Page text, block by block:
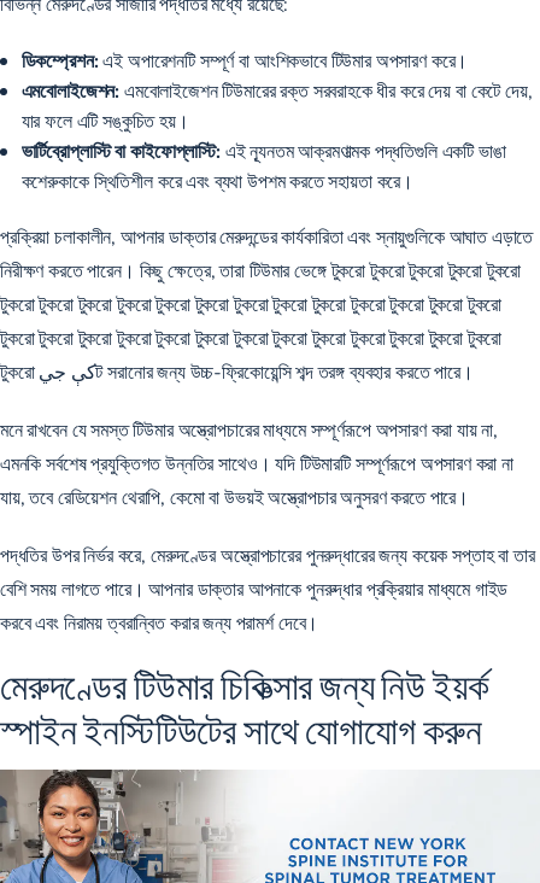
ডিকম্প্রেশন:এই অপারেশনটি সম্পূর্ণ বা আংশিকভাবে টিউমার অপসারণ করে।
এমবোলাইজেশন:এমবোলাইজেশন টিউমারের রক্ত ​​​​সরবরাহকে ধীর করে দেয় বা কেটে দেয়,
যার ফলে এটি সঙ্কুচিত হয়।
ভার্টিব্রোপ্লাস্টি বা কাইফোপ্লাস্টি:এই ন্যূনতম আক্রমণাত্মক পদ্ধতিগুলি একটি ভাঙা
কশেরুকাকে স্থিতিশীল করে এবং ব্যথা উপশম করতে সহায়তা করে।
প্রক্রিয়া চলাকালীন, আপনার ডাক্তার মেরুদন্ডের কার্যকারিতা এবং স্নায়ুগুলিকে আঘাত এড়াতে
নিরীক্ষণ করতে পারেন। কিছু ক্ষেত্রে, তারা টিউমার ভেঙ্গে টুকরো টুকরো টুকরো টুকরো টুকরো
টুকরো টুকরো টুকরো টুকরো টুকরো টুকরো টুকরো টুকরো টুকরো টুকরো টুকরো টুকরো টুকরো
টুকরো টুকরো টুকরো টুকরো টুকরো টুকরো টুকরো টুকরো টুকরো টুকরো টুকরো টুকরো টুকরো
টুকরো کې جيট সরানোর জন্য উচ্চ-ফ্রিকোয়েন্সি শব্দ তরঙ্গ ব্যবহার করতে পারে।
মনে রাখবেন যে সমস্ত টিউমার অস্ত্রোপচারের মাধ্যমে সম্পূর্ণরূপে অপসারণ করা যায় না,
এমনকি সর্বশেষ প্রযুক্তিগত উন্নতির সাথেও। যদি টিউমারটি সম্পূর্ণরূপে অপসারণ করা না
যায়, তবে রেডিয়েশন থেরাপি, কেমো বা উভয়ই অস্ত্রোপচার অনুসরণ করতে পারে।
পদ্ধতির উপর নির্ভর করে, মেরুদণ্ডের অস্ত্রোপচারের পুনরুদ্ধারের জন্যকয়েক সপ্তাহবা তার
বেশি সময় লাগতে পারে। আপনার ডাক্তার আপনাকে পুনরুদ্ধার প্রক্রিয়ার মাধ্যমে গাইড
করবে এবং নিরাময় ত্বরান্বিত করার জন্য পরামর্শ দেবে।
মেরুদণ্ডের টিউমার চিকিত্সার জন্য নিউ ইয়র্ক
স্পাইন ইনস্টিটিউটের সাথে যোগাযোগ করুন